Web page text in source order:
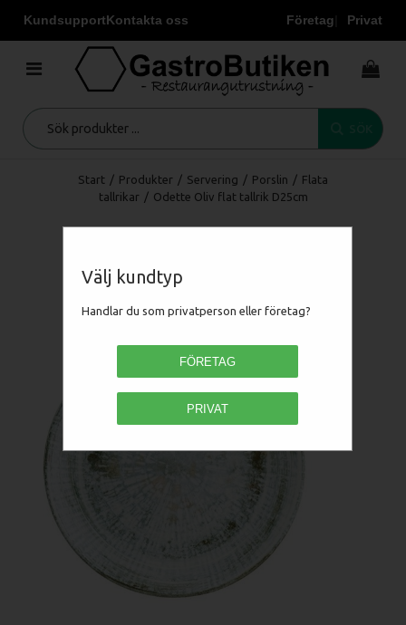
KundsupportKontakta oss Företag Privat
Välj kundtyp
Handlar du som privatperson eller företag?
FÖRETAG
PRIVAT
Start / Produkter / Servering / Porslin / Flata
tallrikar / Odette Oliv flat tallrik D25cm